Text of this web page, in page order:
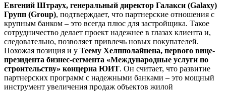
Евгений Штраух, генеральный директор Галакси (Galaxy)
Групп (Group), подтверждает, что партнерские отношения с
крупным банком – это всегда плюс для застройщика. Такое
сотрудничество делает проект надежнее в глазах клиента и,
следовательно, позволяет привлечь новых покупателей.
Похожая позиция и у Теему Хелпполайнена, первого вице-
президента бизнес-сегмента «Международные услуги по
строительству» концерна ЮИТ. Он считает, что развитие
партнерских программ с надежными банками – это мощный
инструмент увеличения продаж объектов жилой